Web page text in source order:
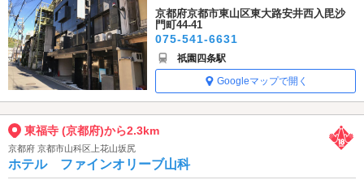
京都府京都市東山区東大路安井西入毘沙
門町44-41
075-541-6631
祇園四条駅
Googleマップで開く
東福寺 (京都府)から2.3km
京都府 京都市山科区上花山坂尻
ホテル ファインオリーブ山科